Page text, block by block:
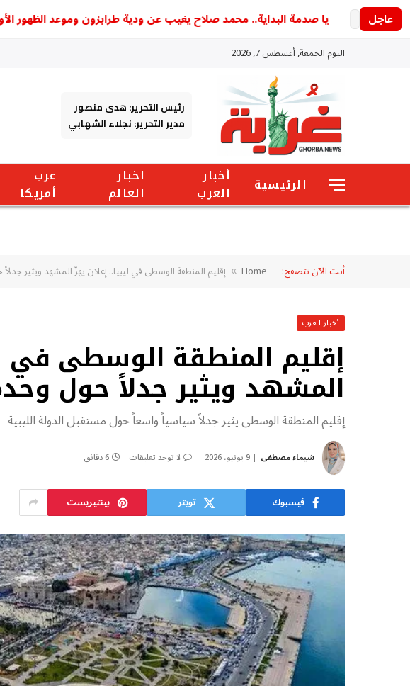
عاجل يا صدمة البداية.. محمد صلاح يغيب عن ودية طرابزون وموعد الظهور الأول
اليوم الجمعة, أغسطس 7, 2026
رئيس التحرير: هدى منصور
مدير التحرير: نجلاء الشهابي
الرئيسية
أخبار
العرب
اخبار
العالم
عرب
أمريكا
أنت الآن تتصفح: Home
» إقليم المنطقة الوسطى في ليبيا.. إعلان يهزّ المشهد ويثير
أخبار العرب
إقليم المنطقة الوسطى في
المشهد ويثير جدلاً حول
إقليم المنطقة الوسطى يثير جدلاً سياسياً واسعاً حول مستقبل الدولة الليبية
شيماء مصطفى 9 يونيو، 2026 لا توجد تعليقات 6 دقائق
فيسبوك تويتر بينتيريست